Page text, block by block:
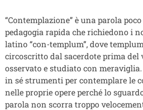
“Contemplazione” è una parola
pedagogia rapida che richiedono i
latino “con-templum”, dove
circoscritto dal sacerdote prima del
osservato e studiato con
in sé strumenti per contemplare le
nelle proprie opere perché lo
parola non scorra troppo